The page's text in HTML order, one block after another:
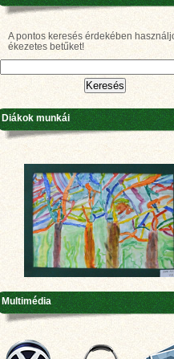
A pontos keresés érdekében
ékezetes betűket!
Diákok munkái
Multimédia